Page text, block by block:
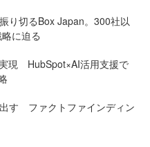
り切るBox Japan。300社以
に迫る
現 HubSpot×AI活用支援で
す ファクトファインディン